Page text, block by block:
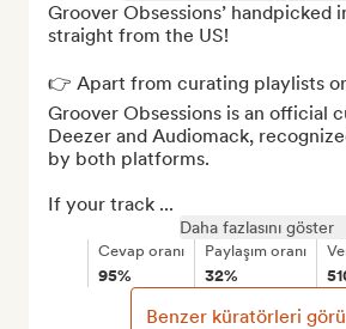
Groover Obsessions’ handpicked
straight from the US!
👉 Apart from curating playlists
Groover Obsessions is an official
Deezer and Audiomack,
by both platforms.
If your track ...
Daha fazlasını göster
Cevap oranı
95%
Paylaşım oranı
32%
Benzer küratörleri